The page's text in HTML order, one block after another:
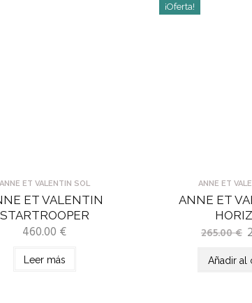
ANNE ET VALENTIN SOL
ET VALENTIN
STARTROOPER
460.00 €
Leer más
ANNE ET
ANNE ET
265.00€
¡Oferta!
Añadir al